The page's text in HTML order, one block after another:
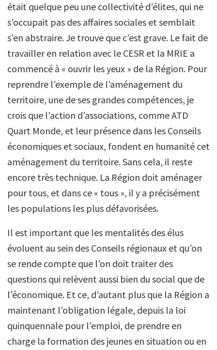
était quelque peu une collectivité d’élites, qui ne
s’occupait pas des affaires sociales et semblait
s’en abstraire. Je trouve que c’est grave. Le fait de
travailler en relation avec le CESR et la MRIE a
commencé à « ouvrir les yeux » de la Région. Pour
reprendre l’exemple de l’aménagement du
territoire, une de ses grandes compétences, je
crois que l’action d’associations, comme ATD
Quart Monde, et leur présence dans les Conseils
économiques et sociaux, fondent en humanité cet
aménagement du territoire. Sans cela, il reste
encore très technique. La Région doit aménager
pour tous, et dans ce « tous », il y a précisément
les populations les plus défavorisées.
Il est important que les mentalités des élus
évoluent au sein des Conseils régionaux et qu’on
se rende compte que l’on doit traiter des
questions qui relèvent aussi bien du social que de
l’économique. Et ce, d’autant plus que la Région a
maintenant l’obligation légale, depuis la loi
quinquennale pour l’emploi, de prendre en
charge la formation des jeunes en situation ou en